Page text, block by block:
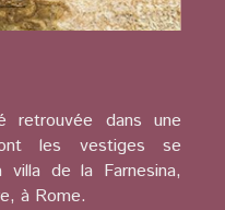
dans une
les vestiges se
villa de la Farnesina,
à Rome.